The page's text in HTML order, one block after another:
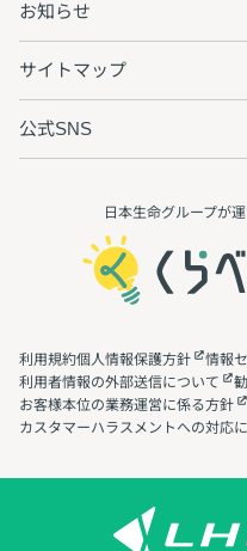
お知らせ
サイトマップ
公式SNS
日本生命グループが
利用規約個人情報保護方針
情報
利用者情報の外部送信について
お客様本位の業務運営に係る方針
カスタマーハラスメントへの対応